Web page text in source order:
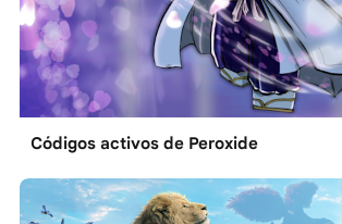
Códigos activos de Peroxide